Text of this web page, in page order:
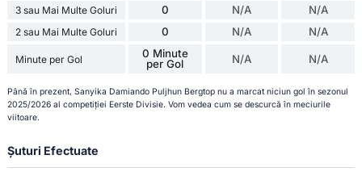
3 sau Mai Multe Goluri 0 N/A N/A
2 sau Mai Multe Goluri 0 N/A N/A
Minute per Gol
0 Minute
per Gol
N/A N/A
Până în prezent, Sanyika Damiando Puljhun Bergtop nu a marcat niciun gol în sezonul
2025/2026 al competiției Eerste Divisie. Vom vedea cum se descurcă în meciurile
viitoare.
Șuturi Efectuate